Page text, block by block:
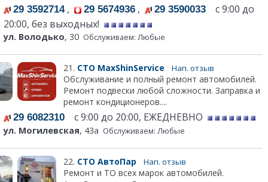
29 3592714, 29 5674936 , 29 3590033 с 9:00 до
20:00, без выходных!
ул. Володько, 30 Обслуживаем: Любые
21. СТО MaxShinService Нап. отзыв
Обслуживание и полный ремонт автомобилей.
Ремонт подвески любой сложности. Заправка и
ремонт кондиционеров....
29 6082310 с 9:00 до 20:00, ЕЖЕДНЕВНО
ул. Могилевская, 43а Обслуживаем: Любые
22. СТО АвтоПар Нап. отзыв
Ремонт и ТО всех марок автомобилей.